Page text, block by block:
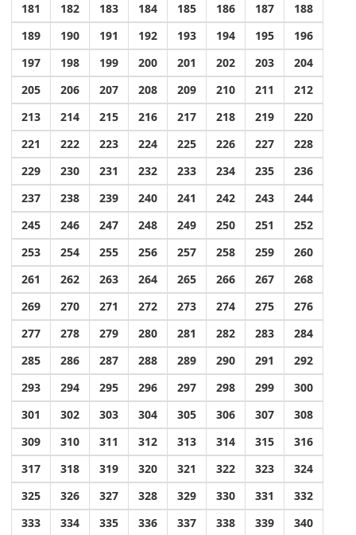
181 182 183 184 185 186 187
188
189
190 191 192 193 194 195
196
197
198 199 200 201 202 203
204
205
206 207 208 209 210 211
212
213
214 215 216 217 218 219
220
221
222 223 224 225 226 227
228
229
230 231 232 233 234 235
236
237
238 239 240 241 242 243
244
245
246 247 248 249 250 251
252
253
254 255 256 257 258 259
260
261
262 263 264 265 266 267
268
269
270 271 272 273 274 275
276
277
278 279 280 281 282 283
284
285
286 287 288 289 290 291
292
293
294 295 296 297 298 299
300
301
302 303 304 305 306 307
308
309
310 311 312 313 314 315
316
317
318 319 320 321 322 323
324
325
326 327 328 329 330 331
332
333
334 335 336 337 338 339
340